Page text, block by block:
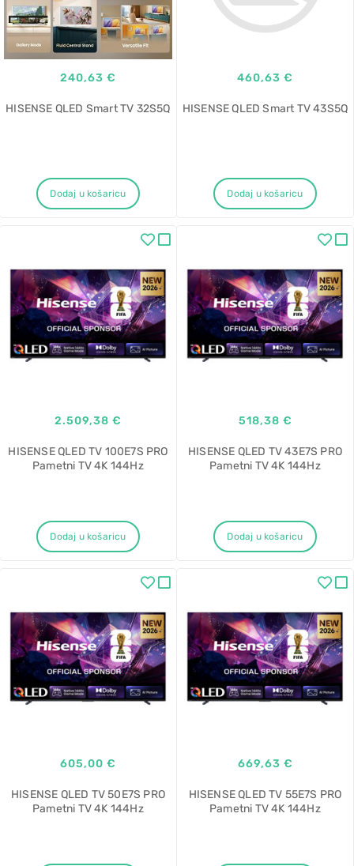
240,63 €
HISENSE QLED Smart TV 32S5Q
Dodaj u košaricu
460,63 €
HISENSE QLED Smart TV 43S5Q
Dodaj u košaricu
2.509,38 €
HISENSE QLED TV 100E7S PRO
Pametni TV 4K 144Hz
Dodaj u košaricu
518,38 €
HISENSE QLED TV 43E7S PRO
Pametni TV 4K 144Hz
Dodaj u košaricu
605,00 €
HISENSE QLED TV 50E7S PRO
Pametni TV 4K 144Hz
669,63 €
HISENSE QLED TV 55E7S PRO
Pametni TV 4K 144Hz